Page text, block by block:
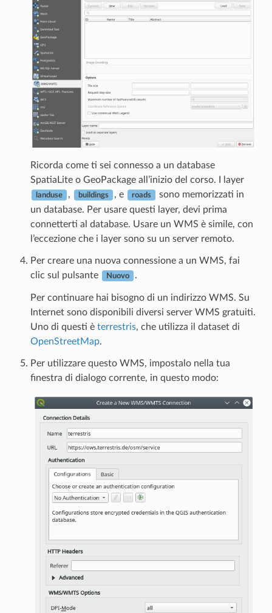
Ricorda come ti sei connesso a un database
SpatiaLite o GeoPackage all’inizio del corso. I layer
landuse , buildings , e roads
sono memorizzati in
un database. Per usare questi layer, devi prima
connetterti al database. Usare un WMS è simile, con
l’eccezione che i layer sono su un server remoto.
Per creare una nuova connessione a un WMS, fai
clic sul pulsante
Nuovo .
Per continuare hai bisogno di un indirizzo WMS. Su
Internet sono disponibili diversi server WMS gratuiti.
Uno di questi è terrestris, che utilizza il dataset di
OpenStreetMap.
Per utilizzare questo WMS, impostalo nella tua
finestra di dialogo corrente, in questo modo: